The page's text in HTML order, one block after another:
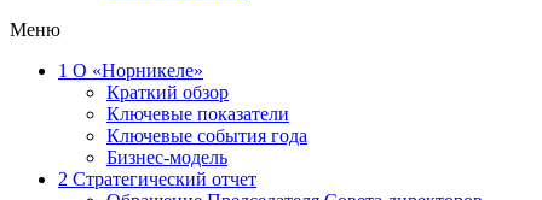
Меню
1 О «Норникеле»
Краткий обзор
Ключевые показатели
Ключевые события года
Бизнес-модель
2 Стратегический отчет